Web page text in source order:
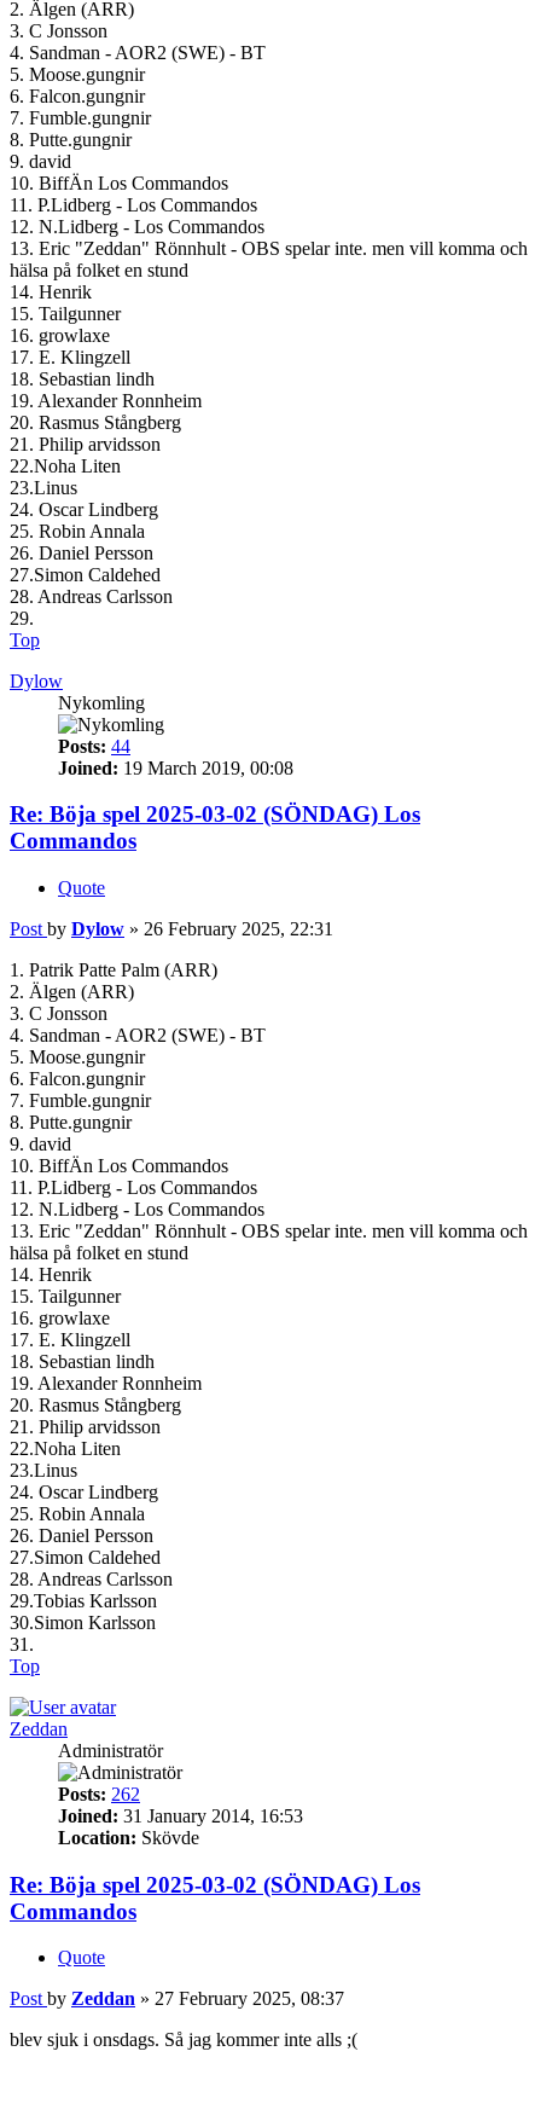
2. Älgen (ARR)
3. C Jonsson
4. Sandman - AOR2 (SWE) - BT
5. Moose.gungnir
6. Falcon.gungnir
7. Fumble.gungnir
8. Putte.gungnir
9. david
10. BiffÄn Los Commandos
11. P.Lidberg - Los Commandos
12. N.Lidberg - Los Commandos
13. Eric "Zeddan" Rönnhult - OBS spelar inte. men vill komma och
hälsa på folket en stund
14. Henrik
15. Tailgunner
16. growlaxe
17. E. Klingzell
18. Sebastian lindh
19. Alexander Ronnheim
20. Rasmus Stångberg
21. Philip arvidsson
22.Noha Liten
23.Linus
24. Oscar Lindberg
25. Robin Annala
26. Daniel Persson
27.Simon Caldehed
28. Andreas Carlsson
29.
Top
Dylow
Nykomling
Posts: 44
Joined: 19 March 2019, 00:08
Re: Böja spel 2025-03-02 (SÖNDAG) Los
Commandos
Quote
Post by Dylow » 26 February 2025, 22:31
1. Patrik Patte Palm (ARR)
2. Älgen (ARR)
3. C Jonsson
4. Sandman - AOR2 (SWE) - BT
5. Moose.gungnir
6. Falcon.gungnir
7. Fumble.gungnir
8. Putte.gungnir
9. david
10. BiffÄn Los Commandos
11. P.Lidberg - Los Commandos
12. N.Lidberg - Los Commandos
13. Eric "Zeddan" Rönnhult - OBS spelar inte. men vill komma och
hälsa på folket en stund
14. Henrik
15. Tailgunner
16. growlaxe
17. E. Klingzell
18. Sebastian lindh
19. Alexander Ronnheim
20. Rasmus Stångberg
21. Philip arvidsson
22.Noha Liten
23.Linus
24. Oscar Lindberg
25. Robin Annala
26. Daniel Persson
27.Simon Caldehed
28. Andreas Carlsson
29.Tobias Karlsson
30.Simon Karlsson
31.
Top
Zeddan
Administratör
Posts: 262
Joined: 31 January 2014, 16:53
Location: Skövde
Re: Böja spel 2025-03-02 (SÖNDAG) Los
Commandos
Quote
Post by Zeddan » 27 February 2025, 08:37
blev sjuk i onsdags. Så jag kommer inte alls ;(